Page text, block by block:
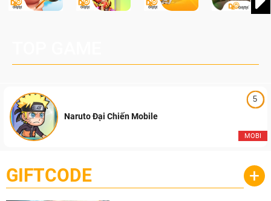
5
MOBI
Naruto Đại Chiến Mobile
GIFTCODE +